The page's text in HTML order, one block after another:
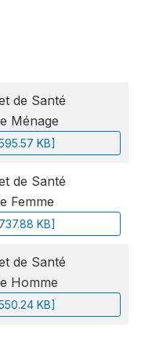
de Santé
Ménage
KB]
de Santé
Femme
KB]
de Santé
Homme
KB]